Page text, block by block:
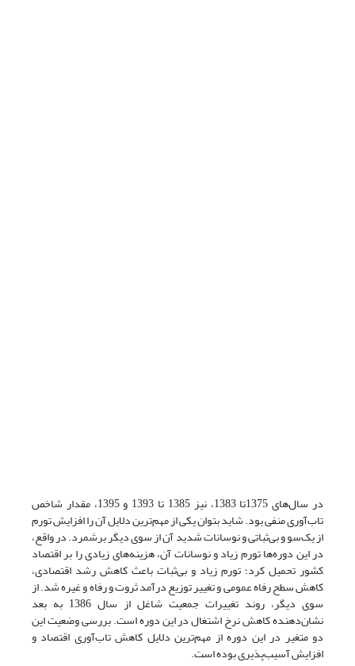
در سال‌های 1375تا 1383، نیز 1385 تا 1393 و 1395، مقدار شاخص
تاب‌آوری منفی بود. شاید بتوان یکی از مهم‌ترین دلایل آن را افزایش تورم
از یک‌سو و بی‌ثباتی و نوسانات شدید آن از سوی دیگر برشمرد. در واقع،
دراین دوره‌ها تورم زیاد و نوسانات آن، هزینه‌های زیادی را بر اقتصاد
کشور تحمیل کرد؛ تورم زیاد و بی‌ثبات باعث کاهش رشد اقتصادی،
کاهش سطح رفاه عمومی و تغییر توزیع درآمد ثروت و رفاه و غیره شد. از
سوی دیگر، روند تغییرات جمعیت شاغل از سال 1386 به بعد
نشان‌دهنده کاهش نرخ اشتغال در این دوره است. بررسی وضعیت این
دو متغیر در این دوره از مهم‌ترین دلایل کاهش تاب‌آوری اقتصاد و
افزایش آسیب‌پذیری بوده است.